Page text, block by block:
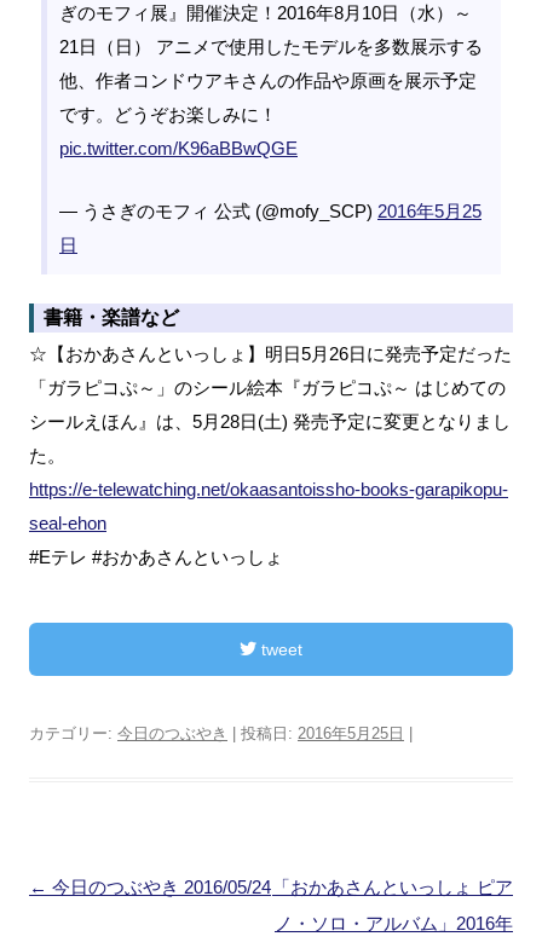
ぎのモフィ展』開催決定！2016年8月10日（水）～
21日（日） アニメで使用したモデルを多数展示する
他、作者コンドウアキさんの作品や原画を展示予定
です。どうぞお楽しみに！
pic.twitter.com/K96aBBwQGE
— うさぎのモフィ 公式 (@mofy_SCP) 2016年5月25
日
書籍・楽譜など
☆【おかあさんといっしょ】明日5月26日に発売予定だった
「ガラピコぷ～」のシール絵本『ガラピコぷ～ はじめての
シールえほん』は、5月28日(土) 発売予定に変更となりまし
た。
https://e-telewatching.net/okaasantoissho-books-garapikopu-
seal-ehon
#Eテレ #おかあさんといっしょ
tweet
カテゴリー: 今日のつぶやき | 投稿日: 2016年5月25日
投
← 今日のつぶやき 2016/05/24 「おかあさんといっしょ ピア
ノ・ソロ・アルバム」2016年